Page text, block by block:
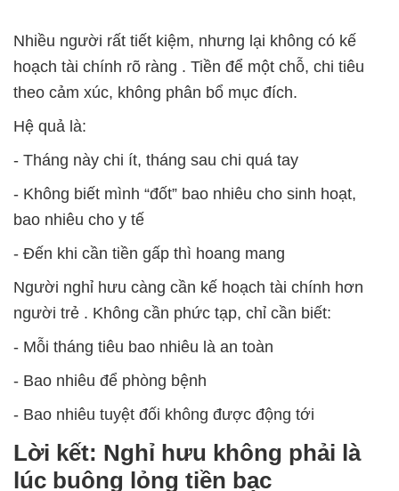
Nhiều người rất tiết kiệm, nhưng lại không có kế
hoạch tài chính rõ ràng . Tiền để một chỗ, chi tiêu
theo cảm xúc, không phân bổ mục đích.
Hệ quả là:
- Tháng này chi ít, tháng sau chi quá tay
- Không biết mình “đốt” bao nhiêu cho sinh hoạt,
bao nhiêu cho y tế
- Đến khi cần tiền gấp thì hoang mang
Người nghỉ hưu càng cần kế hoạch tài chính hơn
người trẻ . Không cần phức tạp, chỉ cần biết:
- Mỗi tháng tiêu bao nhiêu là an toàn
- Bao nhiêu để phòng bệnh
- Bao nhiêu tuyệt đối không được động tới
Lời kết: Nghỉ hưu không phải là
lúc buông lỏng tiền bạc